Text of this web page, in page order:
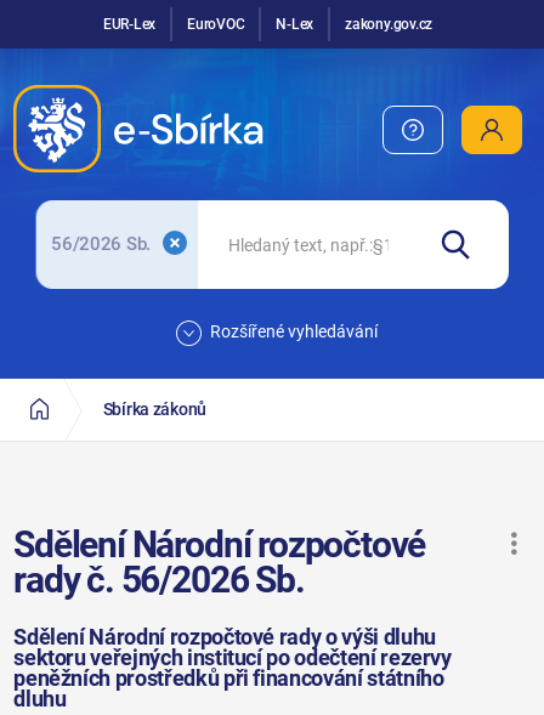
EUR-Lex EuroVOC N-Lex zakony.gov.cz
56/2026 Sb.
Rozšířené vyhledávání
Sbírka zákonů
Sdělení Národní rozpočtové
rady č. 56/2026 Sb.
Sdělení Národní rozpočtové rady o výši dluhu
sektoru veřejných institucí po odečtení rezervy
peněžních prostředků při financování státního
dluhu